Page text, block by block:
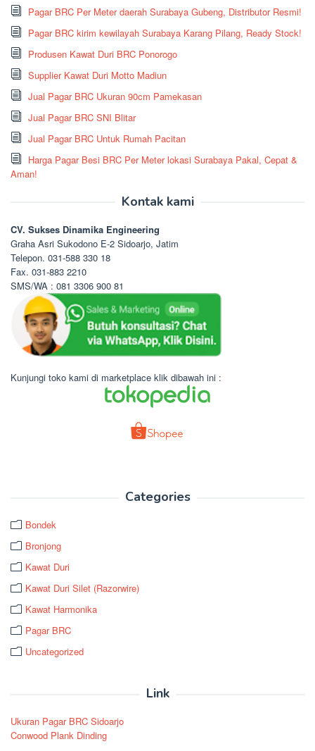
Pagar BRC Per Meter daerah Surabaya Gubeng, Distributor Resmi!
Pagar BRC kirim kewilayah Surabaya Karang Pilang, Ready Stock!
Produsen Kawat Duri BRC Ponorogo
Supplier Kawat Duri Motto Madiun
Jual Pagar BRC Ukuran 90cm Pamekasan
Jual Pagar BRC SNI Blitar
Jual Pagar BRC Untuk Rumah Pacitan
Harga Pagar Besi BRC Per Meter lokasi Surabaya Pakal, Cepat &
Aman!
Kontak kami
CV. Sukses Dinamika Engineering
Graha Asri Sukodono E-2 Sidoarjo, Jatim
Telepon. 031-588 330 18
Fax. 031-883 2210
SMS/WA : 081 3306 900 81
Kunjungi toko kami di marketplace klik dibawah ini :
Categories
Bondek
Bronjong
Kawat Duri
Kawat Duri Silet (Razorwire)
Kawat Harmonika
Pagar BRC
Uncategorized
Link
Ukuran Pagar BRC Sidoarjo
Conwood Plank Dinding